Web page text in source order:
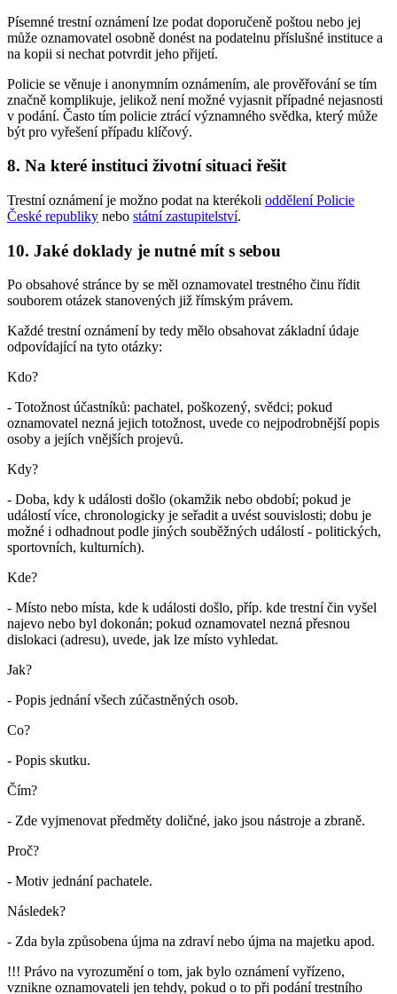
Písemné trestní oznámení lze podat doporučeně poštou nebo jej
může oznamovatel osobně donést na podatelnu příslušné instituce a
na kopii si nechat potvrdit jeho přijetí.
Policie se věnuje i anonymním oznámením, ale prověřování se tím
značně komplikuje, jelikož není možné vyjasnit případné nejasnosti
v podání. Často tím policie ztrácí významného svědka, který může
být pro vyřešení případu klíčový.
8. Na které instituci životní situaci řešit
Trestní oznámení je možno podat na kterékoli oddělení Policie
České republiky nebo státní zastupitelství.
10. Jaké doklady je nutné mít s sebou
Po obsahové stránce by se měl oznamovatel trestného činu řídit
souborem otázek stanovených již římským právem.
Každé trestní oznámení by tedy mělo obsahovat základní údaje
odpovídající na tyto otázky:
Kdo?
- Totožnost účastníků: pachatel, poškozený, svědci; pokud
oznamovatel nezná jejich totožnost, uvede co nejpodrobnější popis
osoby a jejích vnějších projevů.
Kdy?
- Doba, kdy k události došlo (okamžik nebo období; pokud je
událostí více, chronologicky je seřadit a uvést souvislosti; dobu je
možné i odhadnout podle jiných souběžných událostí - politických,
sportovních, kulturních).
Kde?
- Místo nebo místa, kde k události došlo, příp. kde trestní čin vyšel
najevo nebo byl dokonán; pokud oznamovatel nezná přesnou
dislokaci (adresu), uvede, jak lze místo vyhledat.
Jak?
- Popis jednání všech zúčastněných osob.
Co?
- Popis skutku.
Čím?
- Zde vyjmenovat předměty doličné, jako jsou nástroje a zbraně.
Proč?
- Motiv jednání pachatele.
Následek?
- Zda byla způsobena újma na zdraví nebo újma na majetku apod.
!!! Právo na vyrozumění o tom, jak bylo oznámení vyřízeno,
vznikne oznamovateli jen tehdy, pokud o to při podání trestního